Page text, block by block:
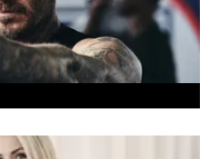
annat Mark Wahlberg och